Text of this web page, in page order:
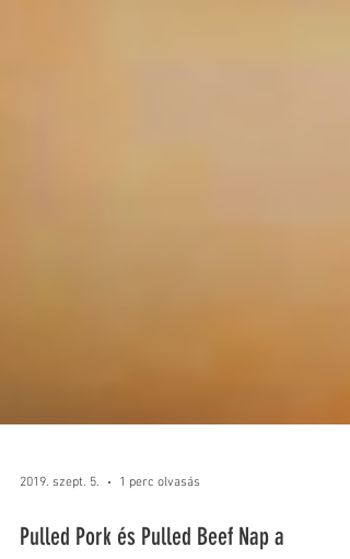
2019. szept. 5. 1 perc olvasás